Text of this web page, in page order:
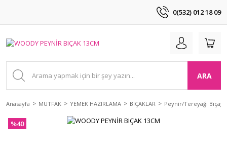
0(532) 012 18 09
ARA
Anasayfa MUTFAK YEMEK HAZIRLAMA BIÇAKLAR Peynir/Tereyağı Bıçağı
%40